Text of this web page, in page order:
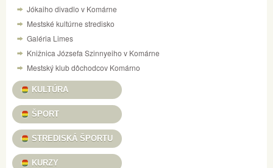
Jókaiho divadlo v Komárne
Mestské kultúrne stredisko
Galéria Limes
Knižnica Józsefa Szinnyeiho v Komárne
Mestský klub dôchodcov Komárno
KULTÚRA
ŠPORT
STREDISKÁ ŠPORTU
KURZY